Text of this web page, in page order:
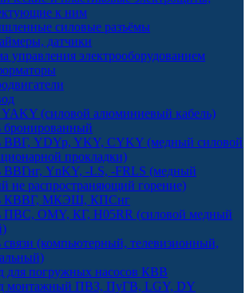
к ним
силовые разъёмы
датчики
управления электрооборудованием
(силовой алюминиевый кабель)
бронированный
ВВГ, YDYp, YKY, CYKY (медный силовой
прокладки)
ВВГнг, YnKY, -LS, -FRLS (медный
не распространяющий горение)
КВВГ, МКЭШ, КПСнг
ПВС, OMY, КГ, H05RR (силовой медный
связи (компьютерный, телевизионный,
для погружных насосов КВВ
монтажный ПВЗ, ПуГВ, LGY, DY